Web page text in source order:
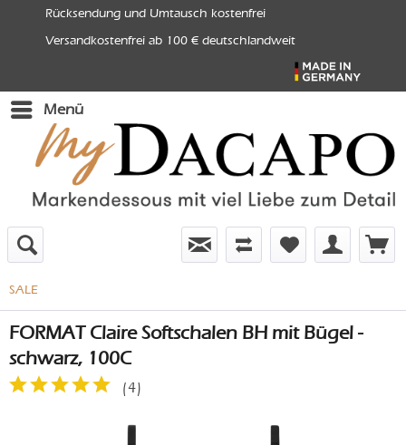
Rücksendung und Umtausch kostenfrei
Versandkostenfrei ab 100 € deutschlandweit
Menü
SALE
FORMAT Claire Softschalen BH mit Bügel -
schwarz, 100C
(4)